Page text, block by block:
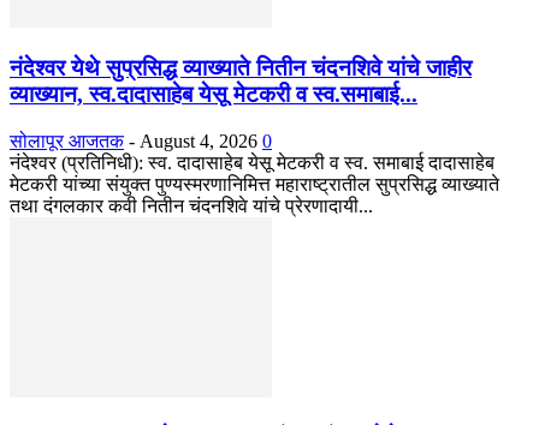
नंदेश्वर येथे सुप्रसिद्ध व्याख्याते नितीन चंदनशिवे यांचे जाहीर
व्याख्यान, स्व.दादासाहेब येसू मेटकरी व स्व.समाबाई...
सोलापूर आजतक - August 4, 2026 0
नंदेश्वर (प्रतिनिधी): स्व. दादासाहेब येसू मेटकरी व स्व. समाबाई दादासाहेब
मेटकरी यांच्या संयुक्त पुण्यस्मरणानिमित्त महाराष्ट्रातील सुप्रसिद्ध व्याख्याते
तथा दंगलकार कवी नितीन चंदनशिवे यांचे प्रेरणादायी...